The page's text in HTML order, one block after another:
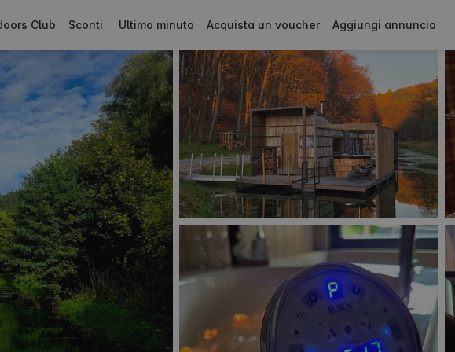
Club Sconti Ultimo minuto Acquista un voucher Aggiungi annuncio